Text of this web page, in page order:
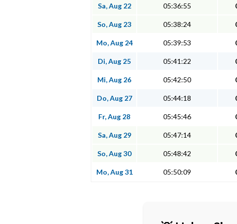
Sa, Aug 22 05:36:55
So, Aug 23 05:38:24
Mo, Aug 24 05:39:53
Di, Aug 25 05:41:22
Mi, Aug 26 05:42:50
Do, Aug 27 05:44:18
Fr, Aug 28 05:45:46
Sa, Aug 29 05:47:14
So, Aug 30 05:48:42
Mo, Aug 31 05:50:09